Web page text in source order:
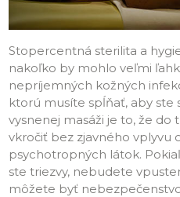
Stopercentná sterilita a
nakoľko by mohlo veľmi
nepríjemných kožných
ktorú musíte spĺňať, aby ste
vysnenej masáži je to, že
vkročiť bez zjavného vplyvu
psychotropných látok.
ste triezvy, nebudete
môžete byť